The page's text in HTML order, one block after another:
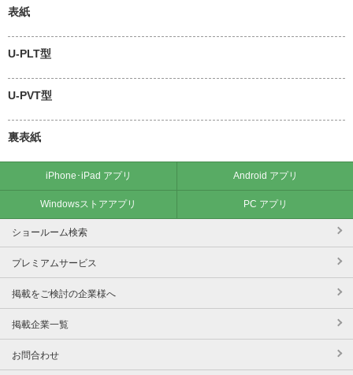
表紙
U-PLT型
U-PVT型
裏表紙
iPhone･iPad アプリ Android アプリ
Windowsストアアプリ PC アプリ
ショールーム検索
プレミアムサービス
掲載をご検討の企業様へ
掲載企業一覧
お問合わせ